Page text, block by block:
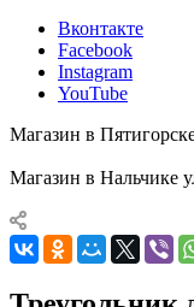
Вконтакте
Facebook
Instagram
YouTube
Магазин в
Магазин в Нальчике